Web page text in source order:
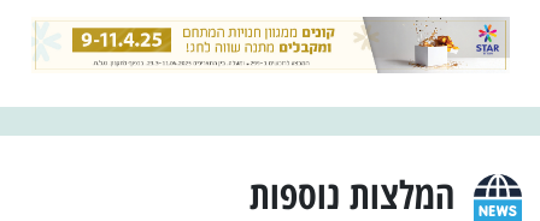
המלצות נוספות